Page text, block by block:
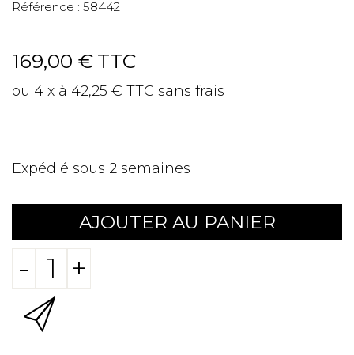
Référence : 58442
169,00 € TTC
ou 4 x à 42,25 € TTC sans frais
Expédié sous 2 semaines
AJOUTER AU PANIER
- +